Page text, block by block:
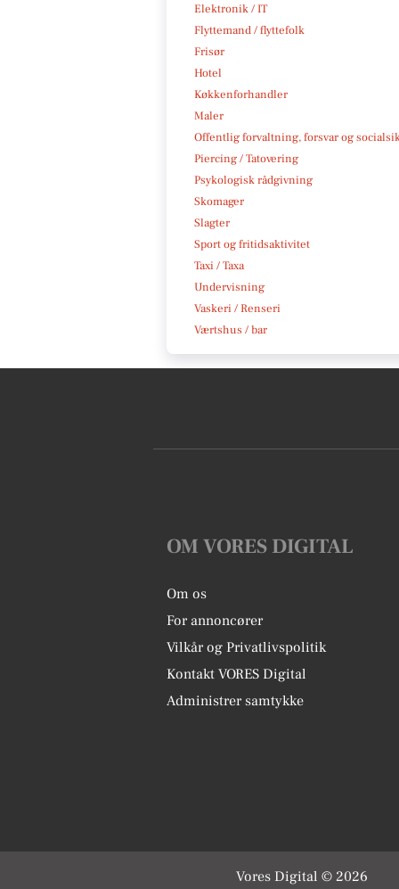
Elektronik / IT
Flyttemand / flyttefolk
Frisør
Hotel
Køkkenforhandler
Maler
Offentlig forvaltning, forsvar og
Piercing / Tatovering
Psykologisk rådgivning
Skomager
Slagter
Sport og fritidsaktivitet
Taxi / Taxa
Undervisning
Vaskeri / Renseri
Værtshus / bar
OM VORES DIGITAL
Om os
For annoncører
Vilkår og Privatlivspolitik
Kontakt VORES Digital
Administrer samtykke
Vores Digital © 2026